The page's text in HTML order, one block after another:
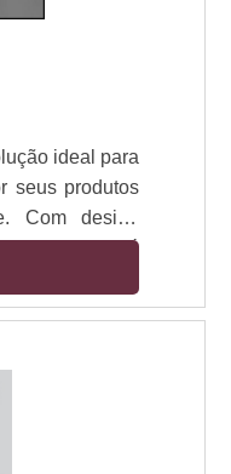
ideal para
seus produtos
Com design
balcão PDV é
farmácias e
Além de
opções
ao seu